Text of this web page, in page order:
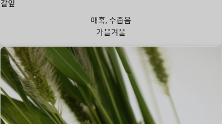
갈잎
매혹, 수줍음
가을겨울